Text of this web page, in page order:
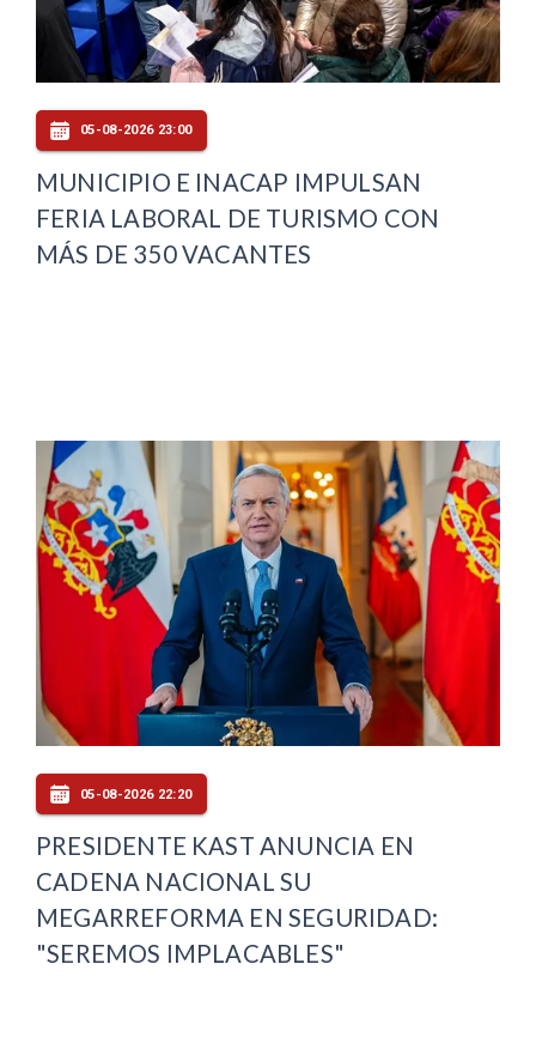
05-08-2026 23:00
MUNICIPIO E INACAP IMPULSAN
FERIA LABORAL DE TURISMO CON
MÁS DE 350 VACANTES
05-08-2026 22:20
PRESIDENTE KAST ANUNCIA EN
CADENA NACIONAL SU
MEGARREFORMA EN SEGURIDAD:
"SEREMOS IMPLACABLES"